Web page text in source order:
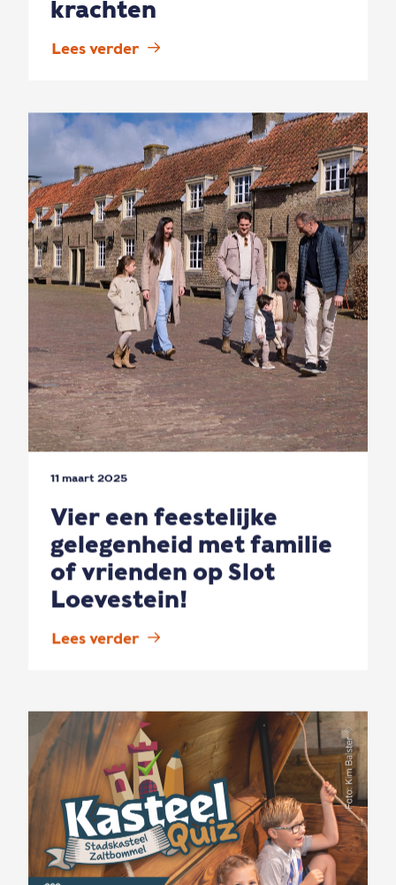
krachten
Lees verder
11 maart 2025
Vier een feestelijke
gelegenheid met familie
of vrienden op Slot
Loevestein!
Lees verder